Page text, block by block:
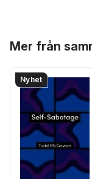
Mer från
Nyhet